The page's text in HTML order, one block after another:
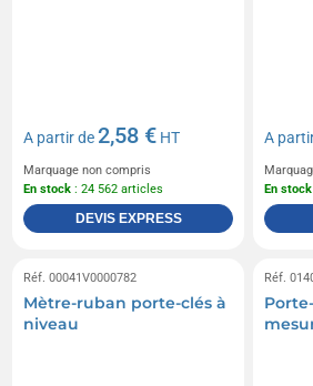
A partir de2,58 € HT
Marquage non compris
En stock : 24 562 articles
DEVIS EXPRESS
A
En stock
Réf. 00041V0000782
Mètre-ruban porte-clés à
niveau
Réf.